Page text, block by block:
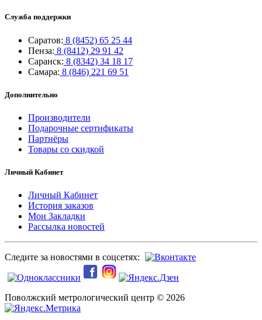
Служба поддержки
Саратов: 8 (8452) 65 25 44
Пенза: 8 (8412) 29 91 42
Саранск: 8 (8342) 34 18 17
Самара: 8 (846) 221 69 51
Дополнительно
Производители
Подарочные сертификаты
Партнёры
Товары со скидкой
Личный Кабинет
Личный Кабинет
История заказов
Мои Закладки
Рассылка новостей
Следите за новостями в соцсетях:
Поволжский метрологический центр © 2026